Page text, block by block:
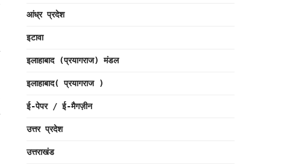
आंध्र प्रदेश
इटावा
इलाहाबाद (प्रयागराज) मंडल
इलाहाबाद( प्रयागराज )
ई-पेपर / ई-मैगज़ीन
उत्तर प्रदेश
उत्तराखंड